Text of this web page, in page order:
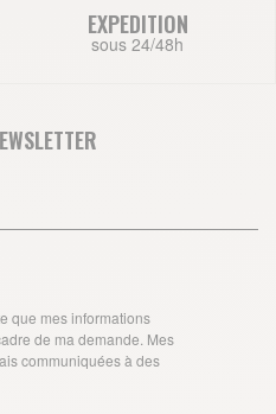
EXPEDITION
sous 24/48h
que mes informations
de ma demande. Mes
communiquées à des